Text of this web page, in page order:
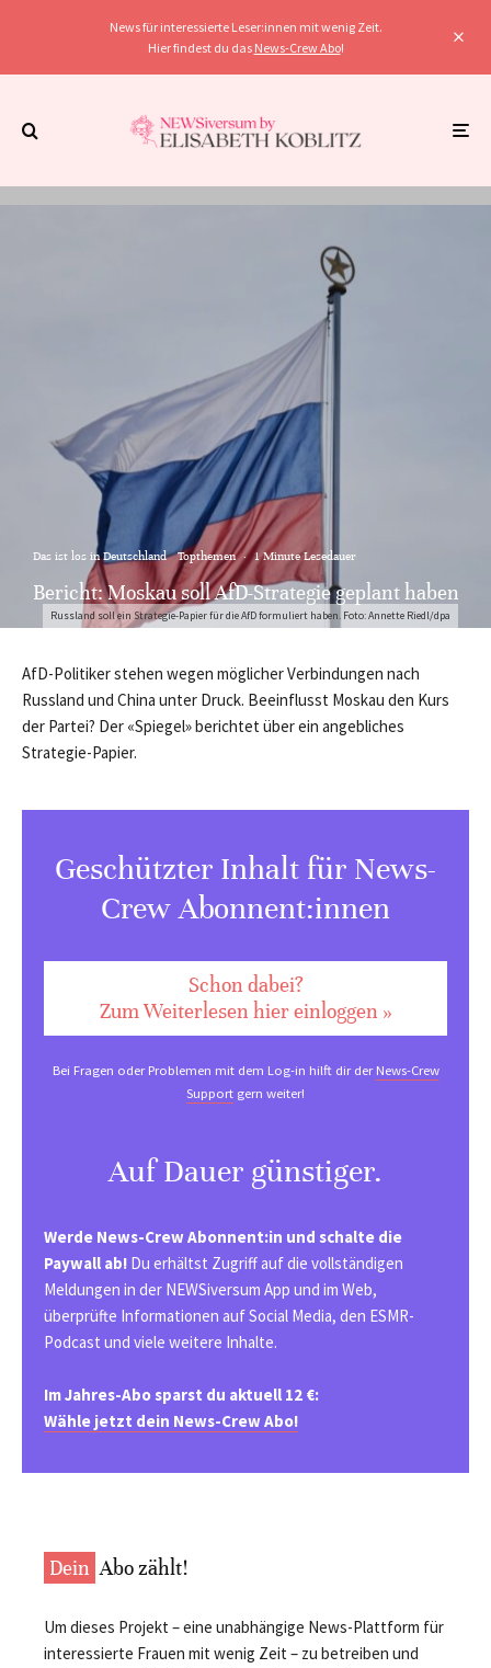
News für interessierte Leser:innen mit wenig Zeit.
Hier findest du das News-Crew Abo!
Russland soll ein Strategie-Papier für die AfD formuliert haben. Foto: Annette Riedl/dpa
Das ist los in Deutschland Topthemen · 1 Minute Lesedauer
Bericht: Moskau soll AfD-Strategie geplant haben
AfD-Politiker stehen wegen möglicher Verbindungen nach
Russland und China unter Druck. Beeinflusst Moskau den Kurs
der Partei? Der «Spiegel» berichtet über ein angebliches
Strategie-Papier.
Geschützter Inhalt für News-
Crew Abonnent:innen
Schon dabei?
Zum Weiterlesen hier einloggen »
Bei Fragen oder Problemen mit dem Log-in hilft dir derNews-Crew
Support gern weiter!
Auf Dauer günstiger.
Werde News-Crew Abonnent:in und schalte die
Paywall ab! Du erhältst Zugriff auf die vollständigen
Meldungen in der NEWSiversum App und im Web,
überprüfte Informationen auf Social Media, den ESMR-
Podcast und viele weitere Inhalte.
Im Jahres-Abo sparst du aktuell 12 €:
Wähle jetzt dein News-Crew Abo!
Dein Abo zählt!
Um dieses Projekt – eine unabhängige News-Plattform für
interessierte Frauen mit wenig Zeit – zu betreiben und